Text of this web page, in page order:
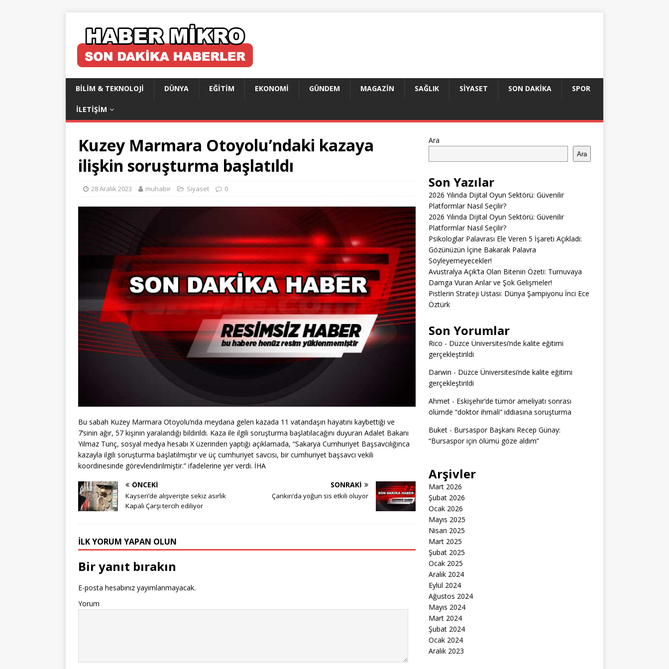
BILIM & TEKNOLOJI DÜNYA EĞITIM EKONOMI GÜNDEM MAGAZIN SAĞLIK SIYASET SON DAKIKA SPOR
İLETIŞIM
Kuzey Marmara Otoyolu’ndaki kazaya
ilişkin soruşturma başlatıldı
28 Aralık 2023 muhabir Siyaset 0
Bu sabah Kuzey Marmara Otoyolu’nda meydana gelen kazada 11 vatandaşın hayatını kaybettiği ve
7’sinin ağır, 57 kişinin yaralandığı bildirildi. Kaza ile ilgili soruşturma başlatılacağını duyuran Adalet Bakanı
Yılmaz Tunç, sosyal medya hesabı X üzerinden yaptığı açıklamada, “Sakarya Cumhuriyet Başsavcılığınca
kazayla ilgili soruşturma başlatılmıştır ve üç cumhuriyet savcısı, bir cumhuriyet başsavcı vekili
koordinesinde görevlendirilmiştir.” ifadelerine yer verdi. İHA
ÖNCEKI
Kayseri’de alışverişte sekiz asırlık
Kapalı Çarşı tercih ediliyor
SONRAKI
Çankırı’da yoğun sis etkili oluyor
İLK YORUM YAPAN OLUN
Bir yanıt bırakın
E-posta hesabınız yayımlanmayacak.
Yorum
Ara
Ara
Son Yazılar
2026 Yılında Dijital Oyun Sektörü: Güvenilir
Platformlar Nasıl Seçilir?
2026 Yılında Dijital Oyun Sektörü: Güvenilir
Platformlar Nasıl Seçilir?
Psikologlar Palavrası Ele Veren 5 İşareti Açıkladı:
Gözünüzün İçine Bakarak Palavra
Söyleyemeyecekler!
Avustralya Açık’ta Olan Bitenin Özeti: Turnuvaya
Damga Vuran Anlar ve Şok Gelişmeler!
Pistlerin Strateji Ustası: Dünya Şampiyonu İnci Ece
Öztürk
Son Yorumlar
Rico - Düzce Üniversitesi’nde kalite eğitimi
gerçekleştirildi
Darwin - Düzce Üniversitesi’nde kalite eğitimi
gerçekleştirildi
Ahmet- Eskişehir’de tümör ameliyatı sonrası
ölümde “doktor ihmali” iddiasına soruşturma
Buket- Bursaspor Başkanı Recep Günay:
“Bursaspor için ölümü göze aldım”
Arşivler
Mart 2026
Şubat 2026
Ocak 2026
Mayıs 2025
Nisan 2025
Mart 2025
Şubat 2025
Ocak 2025
Aralık 2024
Eylül 2024
Ağustos 2024
Mayıs 2024
Mart 2024
Şubat 2024
Ocak 2024
Aralık 2023